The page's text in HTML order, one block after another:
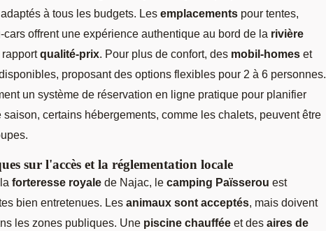
à tous les budgets. Les emplacements pour tentes,
offrent une expérience authentique au bord de la rivière
rapportqualité-prix. Pour plus de confort, des mobil-homes et
proposant des options flexibles pour 2 à 6 personnes.
un système de réservation en ligne pratique pour planifier
saison, certains hébergements, comme les chalets, peuvent être
sur l'accès et la réglementation locale
forteresse royale de Najac, le camping Païsserou est
bien entretenues. Les animaux sont acceptés, mais doivent
les zones publiques. Une piscine chauffée et des aires de